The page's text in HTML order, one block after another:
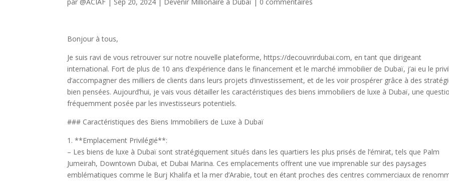
Bonjour à tous,
Je suis ravi de vous retrouver sur notre nouvelle plateforme, https://decouvrirdubai.com, en tant que dirigeant
international. Fort de plus de 10 ans d’expérience dans le financement et le marché immobilier de Dubaï, j’ai eu le
d’accompagner des milliers de clients dans leurs projets d’investissement, et de les voir prospérer grâce à des
bien pensées. Aujourd’hui, je vais vous détailler les caractéristiques des biens immobiliers de luxe à Dubaï, une
fréquemment posée par les investisseurs potentiels.
### Caractéristiques des Biens Immobiliers de Luxe à Dubaï
1. **Emplacement Privilégié**:
– Les biens de luxe à Dubaï sont stratégiquement situés dans les quartiers les plus prisés de l’émirat, tels que Palm
Jumeirah, Downtown Dubai, et Dubai Marina. Ces emplacements offrent une vue imprenable sur des paysages
emblématiques comme le Burj Khalifa et la mer d’Arabie, tout en étant proches des centres commerciaux de